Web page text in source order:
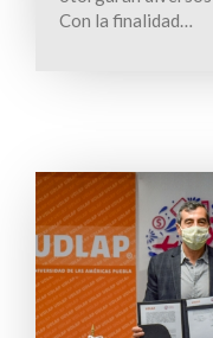
Con la finalidad…